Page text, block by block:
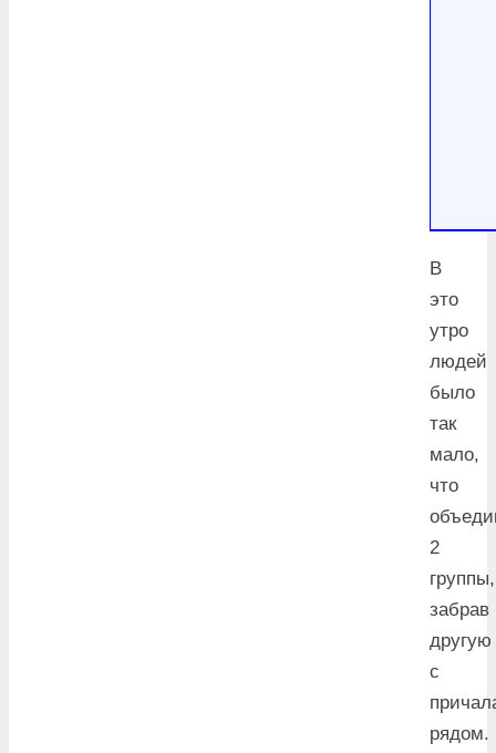
В
это
утро
людей
было
так
мало,
что
2
группы,
забрав
другую
с
рядом.